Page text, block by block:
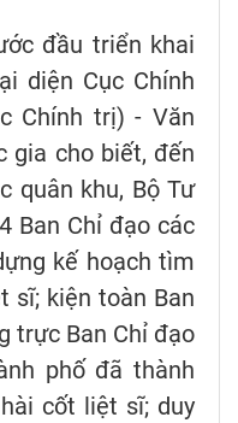
đầu triển khai
diện Cục Chính
Chính trị) - Văn
gia cho biết, đến
quân khu, Bộ Tư
Ban Chỉ đạo các
kế hoạch tìm
sĩ; kiện toàn Ban
trực Ban Chỉ đạo
phố đã thành
cốt liệt sĩ; duy